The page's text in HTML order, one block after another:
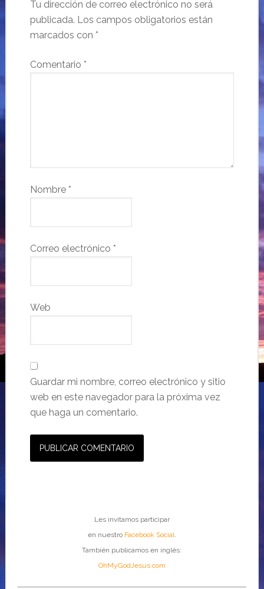
Tu dirección de correo electrónico no será
publicada. Los campos obligatorios están
marcados con *
Comentario *
Nombre *
Correo electrónico *
Web
Guardar mi nombre, correo electrónico y sitio
web en este navegador para la próxima vez
que haga un comentario.
Les invitamos participar
en nuestro Facebook Social.
También publicamos en inglés:
OhMyGodJesus.com